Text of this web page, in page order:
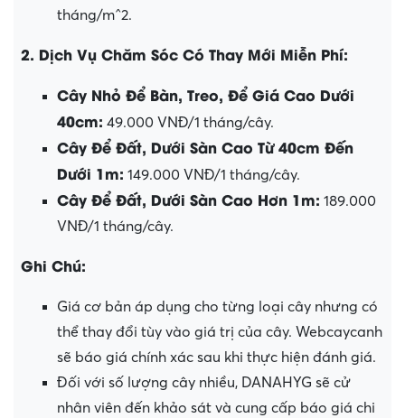
tháng/m^2.
2. Dịch Vụ Chăm Sóc Có Thay Mới Miễn Phí:
Cây Nhỏ Để Bàn, Treo, Để Giá Cao Dưới
40cm: 49.000 VNĐ/1 tháng/cây.
Cây Để Đất, Dưới Sàn Cao Từ 40cm Đến
Dưới 1m: 149.000 VNĐ/1 tháng/cây.
Cây Để Đất, Dưới Sàn Cao Hơn 1m: 189.000
VNĐ/1 tháng/cây.
Ghi Chú:
Giá cơ bản áp dụng cho từng loại cây nhưng có
thể thay đổi tùy vào giá trị của cây. Webcaycanh
sẽ báo giá chính xác sau khi thực hiện đánh giá.
Đối với số lượng cây nhiều, DANAHYG sẽ cử
nhân viên đến khảo sát và cung cấp báo giá chi